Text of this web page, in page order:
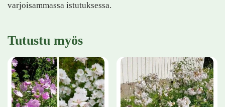
varjoisammassa istutuksessa.
Tutustu myös